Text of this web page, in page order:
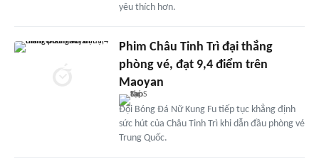
yêu thích hơn.
Phim Châu Tinh Trì đại thắng
phòng vé, đạt 9,4 điểm trên
Maoyan
Đội Bóng Đá Nữ Kung Fu tiếp tục khẳng định
sức hút của Châu Tinh Trì khi dẫn đầu phòng vé
Trung Quốc.